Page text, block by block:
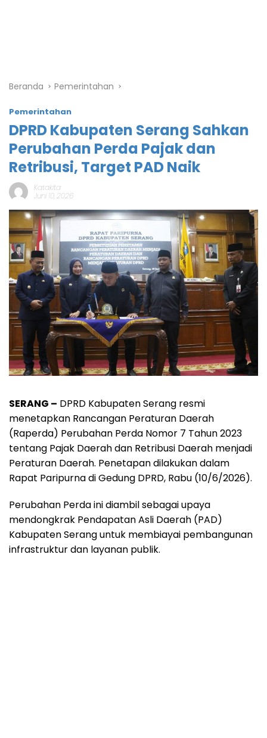
Beranda Pemerintahan
Pemerintahan
DPRD Kabupaten Serang Sahkan
Perubahan Perda Pajak dan
Retribusi, Target PAD Naik
Katakita
Juni 10, 2026
SERANG – DPRD Kabupaten Serang resmi
menetapkan Rancangan Peraturan Daerah
(Raperda) Perubahan Perda Nomor 7 Tahun 2023
tentang Pajak Daerah dan Retribusi Daerah menjadi
Peraturan Daerah. Penetapan dilakukan dalam
Rapat Paripurna di Gedung DPRD, Rabu (10/6/2026).
Perubahan Perda ini diambil sebagai upaya
mendongkrak Pendapatan Asli Daerah (PAD)
Kabupaten Serang untuk membiayai pembangunan
infrastruktur dan layanan publik.